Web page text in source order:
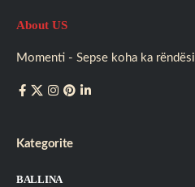
About US
Momenti - Sepse koha ka rëndësi
Kategorite
BALLINA